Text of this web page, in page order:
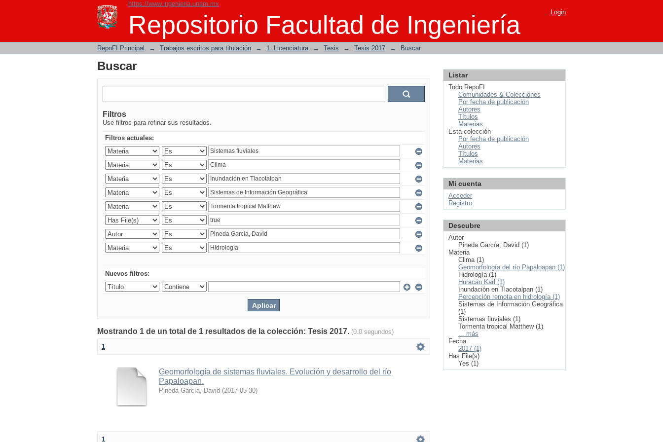
https://www.ingenieria.unam.mx
Repositorio Facultad de Ingeniería
Buscar Login
RepoFI Principal → Trabajos escritos para titulación → 1. Licenciatura → Tesis → Tesis 2017 → Buscar
Buscar
Filtros
Use filtros para refinar sus resultados.
Filtros actuales:
Nuevos filtros:
Mostrando 1 de un total de 1 resultados de la colección: Tesis 2017. (0.0 segundos)
1
Geomorfología de sistemas fluviales. Evolución y desarrollo del río
Papaloapan.
Pineda García, David (2017-05-30)
1
Listar
Todo RepoFI
Comunidades & Colecciones
Por fecha de publicación
Autores
Títulos
Materias
Esta colección
Por fecha de publicación
Autores
Títulos
Materias
Mi cuenta
Acceder
Registro
Descubre
Autor
Pineda García, David (1)
Materia
Clima (1)
Geomorfología del río Papaloapan (1)
Hidrología (1)
Huracán Karl (1)
Inundación en Tlacotalpan (1)
Percepción remota en hidrología (1)
Sistemas de Información Geográfica
(1)
Sistemas fluviales (1)
Tormenta tropical Matthew (1)
... más
Fecha
2017 (1)
Has File(s)
Yes (1)